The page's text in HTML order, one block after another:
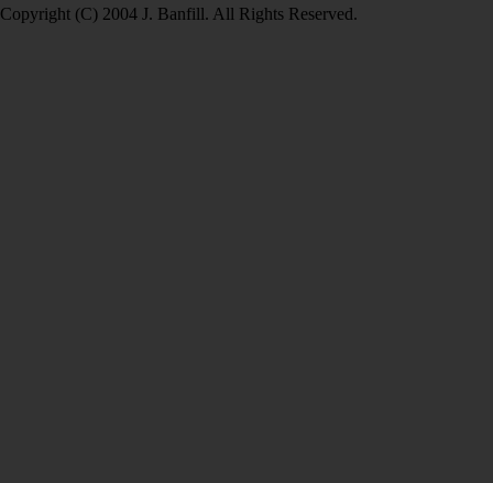
Copyright (C) 2004 J. Banfill. All Rights Reserved.